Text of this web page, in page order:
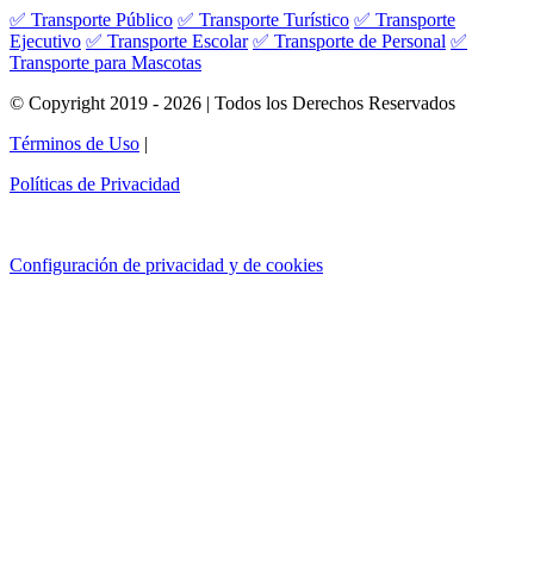
✅ Transporte Público ✅ Transporte Turístico ✅ Transporte
Ejecutivo ✅ Transporte Escolar ✅ Transporte de Personal ✅
Transporte para Mascotas
© Copyright 2019 - 2026 | Todos los Derechos Reservados
Términos de Uso |
Políticas de Privacidad
Configuración de privacidad y de cookies